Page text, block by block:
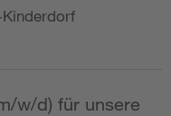
w/d) für unsere